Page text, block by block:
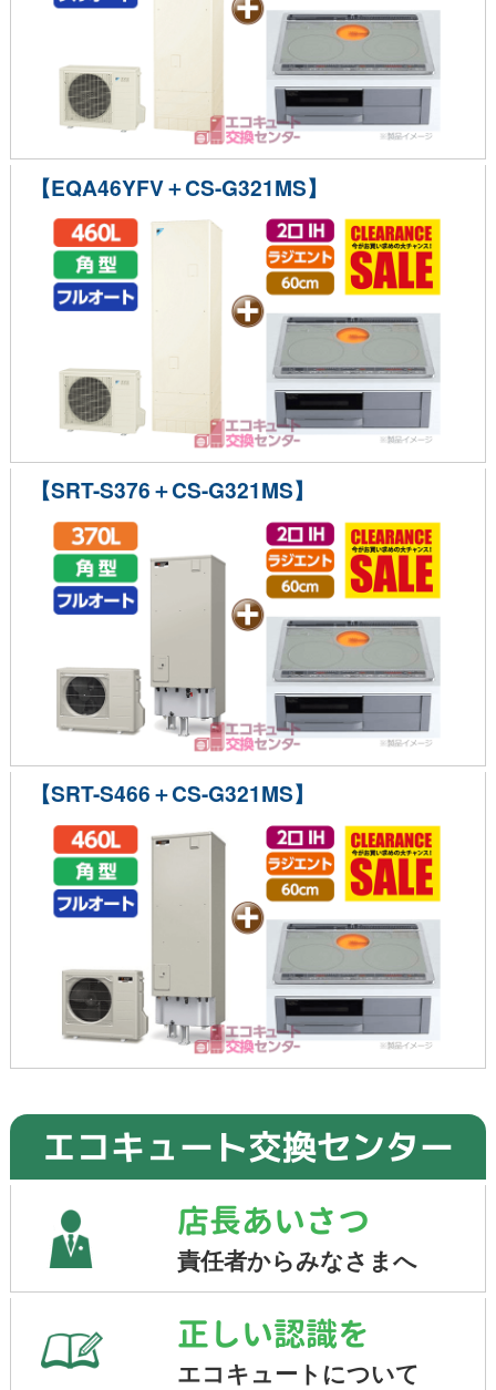
【EQA46YFV＋CS-G321MS】
【SRT-S376＋CS-G321MS】
【SRT-S466＋CS-G321MS】
エコキュート交換センター
店長あいさつ
責任者からみなさまへ
正しい認識を
エコキュートについて